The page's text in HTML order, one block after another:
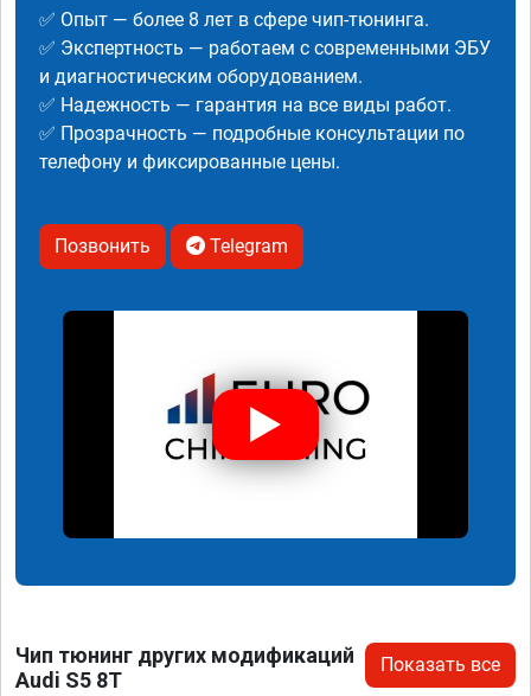
✅ Опыт — более 8 лет в сфере чип-тюнинга.
✅ Экспертность — работаем с современными ЭБУ
и диагностическим оборудованием.
✅ Надежность — гарантия на все виды работ.
✅ Прозрачность — подробные консультации по
телефону и фиксированные цены.
Позвонить Telegram
Чип тюнинг других модификаций
Audi S5 8T
Показать все